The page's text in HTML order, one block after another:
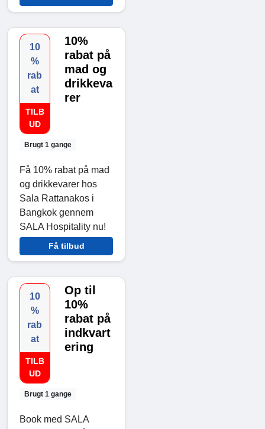
10
%
rab
at
TILB
UD
Brugt 1 gange
10%
rabat på
mad og
drikkeva
rer
Få 10% rabat på mad
og drikkevarer hos
Sala Rattanakos i
Bangkok gennem
SALA Hospitality nu!
Få tilbud
10
%
rab
at
TILB
UD
Brugt 1 gange
Op til
10%
rabat på
indkvart
ering
Book med SALA